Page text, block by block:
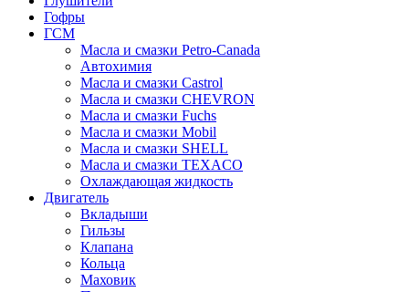
Гофры
ГСМ
Масла и смазки Petro-Canada
Автохимия
Масла и смазки Castrol
Масла и смазки CHEVRON
Масла и смазки Fuchs
Масла и смазки Mobil
Масла и смазки SHELL
Масла и смазки TEXACO
Охлаждающая жидкость
Двигатель
Вкладыши
Гильзы
Клапана
Кольца
Маховик